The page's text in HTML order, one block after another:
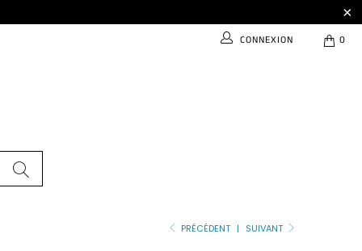
0
CONNEXION
PRÉCÉDENT | SUIVANT